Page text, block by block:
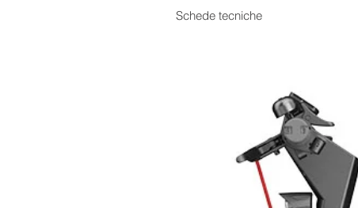
- Interfacce inverter
Schede tecniche